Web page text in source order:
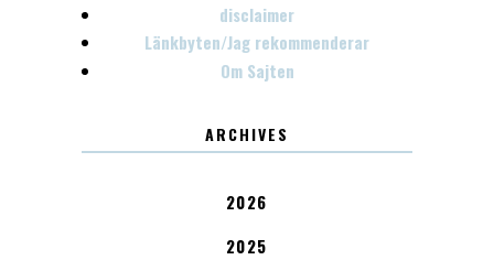
disclaimer
Länkbyten/Jag rekommenderar
Om Sajten
ARCHIVES
2026
2025